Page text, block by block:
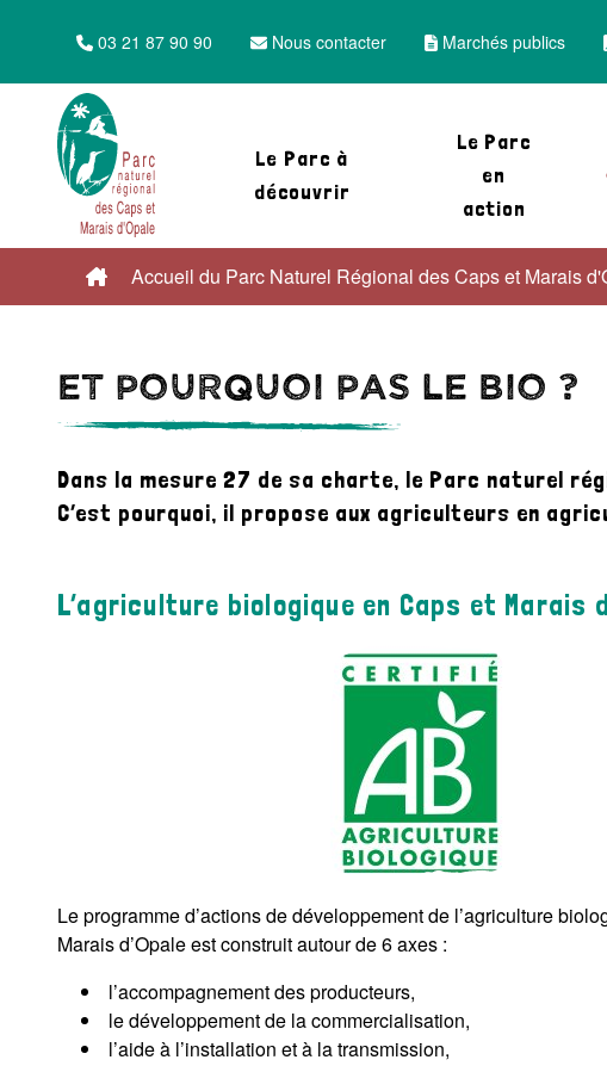
03 21 87 90 90 Nous contacter Marchés publics
Le Parc à
découvrir
Le Parc
en
action
Accueil du Parc Naturel Régional des Caps et Marais
Et pourquoi pas le bio ?
Dans la mesure 27 de sa charte, le Parc naturel
C’est pourquoi, il propose aux agriculteurs en
L’agriculture biologique en Caps et Marais
Le programme d’actions de développement de l’agriculture
Marais d’Opale est construit autour de 6 axes :
l’accompagnement des producteurs,
le développement de la commercialisation,
l’aide à l’installation et à la transmission,